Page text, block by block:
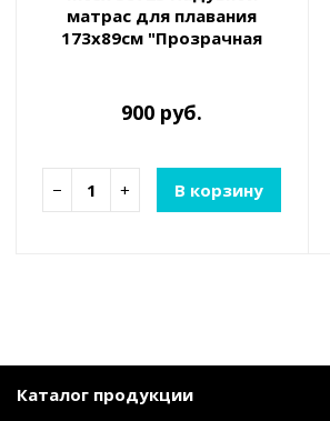
матрас для плавания
173х89см "Прозрачная
900 руб.
− + В корзину
Каталог продукции